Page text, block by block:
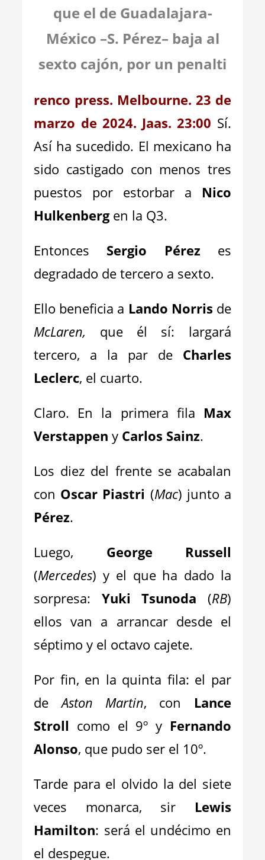
que el de Guadalajara-
México –S. Pérez– baja al
sexto cajón, por un penalti
renco press. Melbourne. 23 de
marzo de 2024. Jaas. 23:00 Sí.
Así ha sucedido. El mexicano ha
sido castigado con menos tres
puestos por estorbar a Nico
Hulkenbergen la Q3.
Entonces Sergio Pérez es
degradado de tercero a sexto.
Ello beneficia a Lando Norris de
McLaren, que él sí: largará
tercero, a la par de Charles
Leclerc, el cuarto.
Claro. En la primera fila Max
Verstappen y Carlos Sainz.
Los diez del frente se acabalan
con Oscar Piastri (Mac) junto a
Pérez.
Luego, George Russell
(Mercedes) y el que ha dado la
sorpresa: Yuki Tsunoda (RB)
ellos van a arrancar desde el
séptimo y el octavo cajete.
Por fin, en la quinta fila: el par
deAston Martin, con Lance
Stroll como el 9º y Fernando
Alonso, que pudo ser el 10º.
Tarde para el olvido la del siete
veces monarca, sir Lewis
Hamilton: será el undécimo en
el despegue.